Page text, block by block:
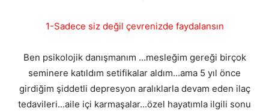
1-Sadece siz değil çevrenizde faydalansın
Ben psikolojik danışmanım ...mesleğim gereği birçok
seminere katıldım setifikalar aldım...ama 5 yıl önce
girdiğim şiddetli depresyon aralıklarla devam eden ilaç
tedavileri...aile içi karmaşalar...özel hayatımla ilgili sonu